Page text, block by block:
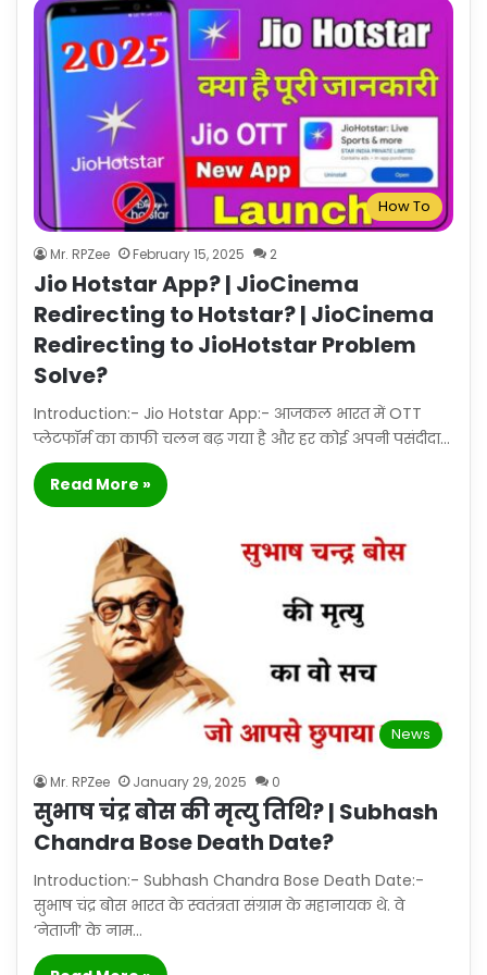
How To
Mr. RPZee February 15, 2025 2
Jio Hotstar App? | JioCinema
Redirecting to Hotstar? | JioCinema
Redirecting to JioHotstar Problem
Solve?
Introduction:- Jio Hotstar App:- आजकल भारत में OTT
प्लेटफॉर्म का काफी चलन बढ़ गया है और हर कोई अपनी पसंदीदा…
Read More »
News
Mr. RPZee January 29, 2025 0
सुभाष चंद्र बोस की मृत्यु तिथि? | Subhash
Chandra Bose Death Date?
Introduction:- Subhash Chandra Bose Death Date:-
सुभाष चंद्र बोस भारत के स्वतंत्रता संग्राम के महानायक थे. वे
‘नेताजी’ के नाम…